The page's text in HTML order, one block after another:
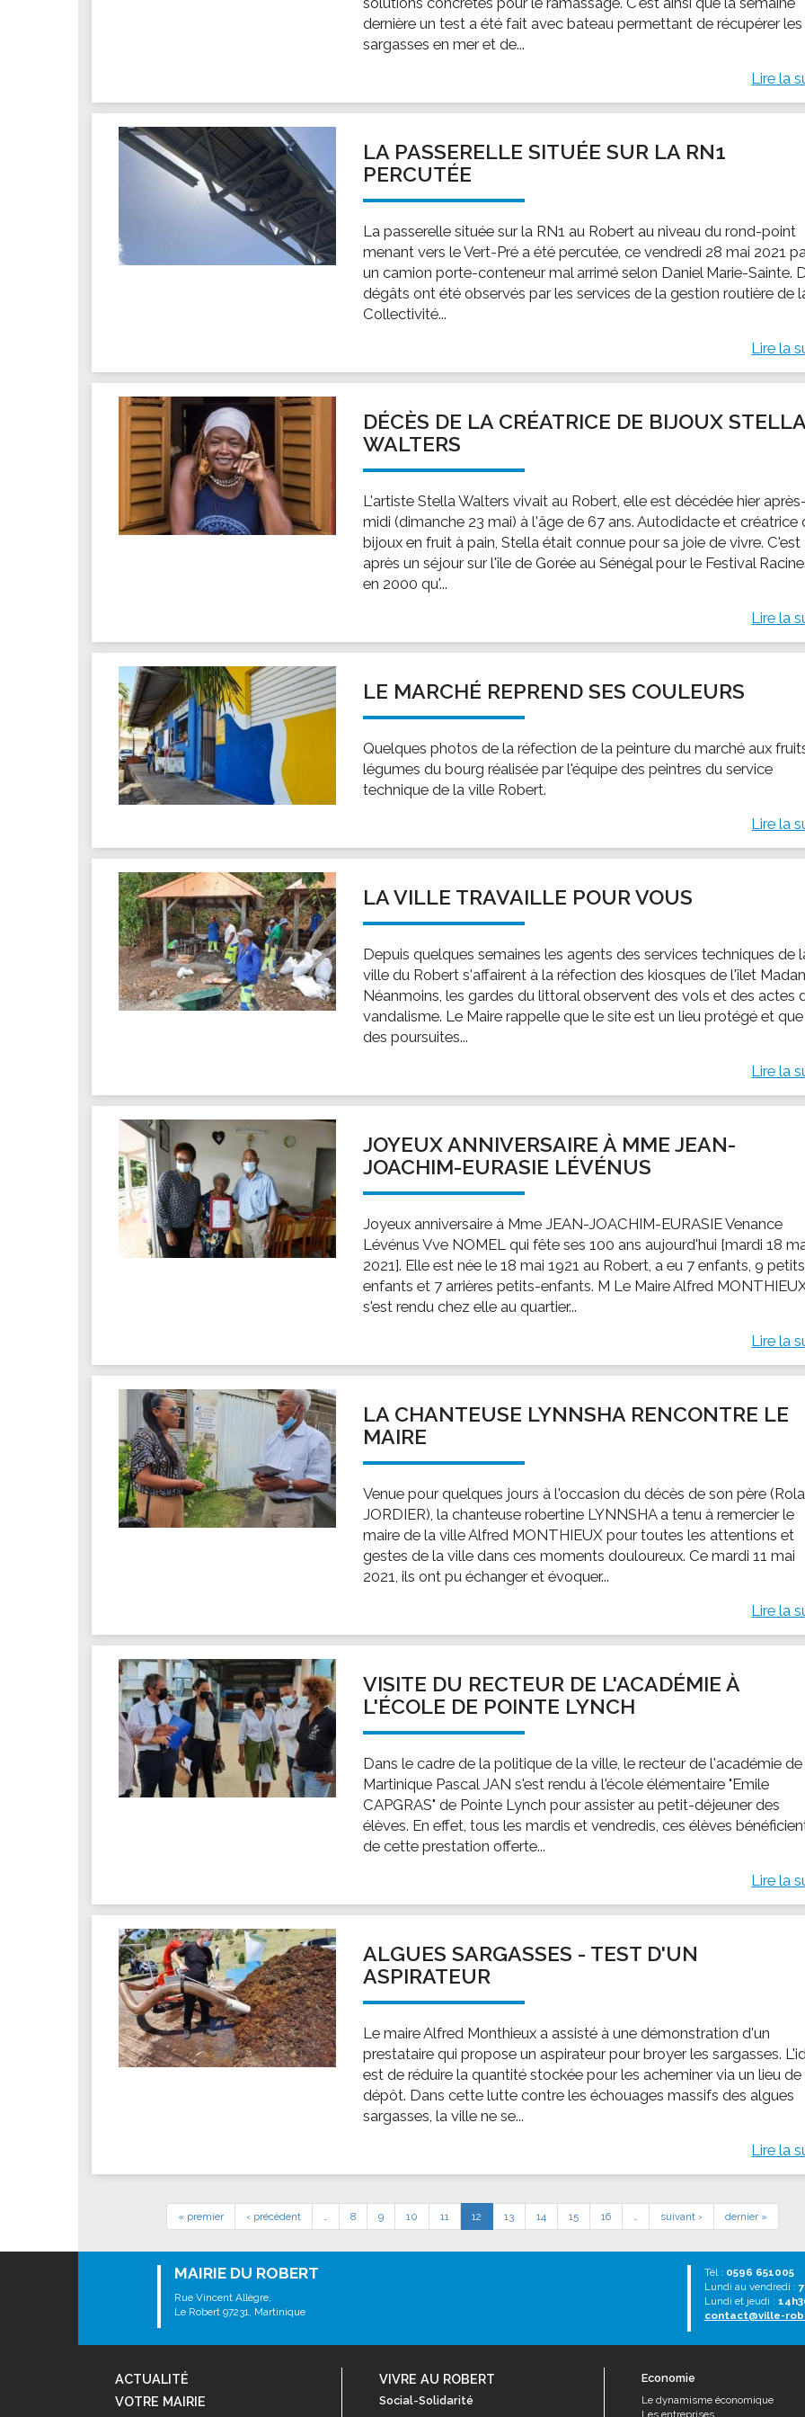
Les espaces numériques
Infos baignade
Stationnement
dernière un test a été fait avec bateau permettant de récupérer les
sargasses en mer et de...
Lire la
LA PASSERELLE SITUÉE SUR LA RN1
PERCUTÉE
La passerelle située sur la RN1 au Robert au niveau du rond-point
menant vers le Vert-Pré a été percutée, ce vendredi 28 mai 2021
un camion porte-conteneur mal arrimé selon Daniel Marie-Sainte.
dégâts ont été observés par les services de la gestion routière de
Collectivité...
Lire la
DÉCÈS DE LA CRÉATRICE DE BIJOUX STELLA
WALTERS
L'artiste Stella Walters vivait au Robert, elle est décédée hier après-
midi (dimanche 23 mai) à l'âge de 67 ans. Autodidacte et créatrice
bijoux en fruit à pain, Stella était connue pour sa joie de vivre. C'est
après un séjour sur l'île de Gorée au Sénégal pour le Festival
en 2000 qu'...
Lire la
LE MARCHÉ REPREND SES COULEURS
Quelques photos de la réfection de la peinture du marché aux
légumes du bourg réalisée par l'équipe des peintres du service
technique de la ville Robert.
Lire la
LA VILLE TRAVAILLE POUR VOUS
Depuis quelques semaines les agents des services techniques de
ville du Robert s'affairent à la réfection des kiosques de l'îlet
Néanmoins, les gardes du littoral observent des vols et des actes
vandalisme. Le Maire rappelle que le site est un lieu protégé et que
des poursuites...
Lire la
JOYEUX ANNIVERSAIRE À MME JEAN-
JOACHIM-EURASIE LÉVÉNUS
Joyeux anniversaire à Mme JEAN-JOACHIM-EURASIE Venance
Lévénus Vve NOMEL qui fête ses 100 ans aujourd'hui [mardi 18
2021]. Elle est née le 18 mai 1921 au Robert, a eu 7 enfants, 9 petits
enfants et 7 arrières petits-enfants. M Le Maire Alfred
s'est rendu chez elle au quartier...
Lire la
LA CHANTEUSE LYNNSHA RENCONTRE LE
MAIRE
Venue pour quelques jours à l'occasion du décès de son père
JORDIER), la chanteuse robertine LYNNSHA a tenu à remercier le
maire de la ville Alfred MONTHIEUX pour toutes les attentions et
gestes de la ville dans ces moments douloureux. Ce mardi 11 mai
2021, ils ont pu échanger et évoquer...
Lire la
VISITE DU RECTEUR DE L'ACADÉMIE À
L'ÉCOLE DE POINTE LYNCH
Dans le cadre de la politique de la ville, le recteur de l'académie de
Martinique Pascal JAN s'est rendu à l'école élémentaire "Emile
CAPGRAS" de Pointe Lynch pour assister au petit-déjeuner des
élèves. En effet, tous les mardis et vendredis, ces élèves
de cette prestation offerte...
Lire la
ALGUES SARGASSES - TEST D'UN
ASPIRATEUR
Le maire Alfred Monthieux a assisté à une démonstration d'un
prestataire qui propose un aspirateur pour broyer les sargasses.
est de réduire la quantité stockée pour les acheminer via un lieu de
dépôt. Dans cette lutte contre les échouages massifs des algues
sargasses, la ville ne se...
Lire la
« premier ‹ précédent 8 9 10 11 12 13 14 15 16 suivant › dernier »
MAIRIE DU ROBERT
Rue Vincent Allègre,
Le Robert 97231, Martinique
Tél : 0596 651005
Lundi au vendredi :
Lundi et jeudi :
contact@ville-
ACTUALITÉ
VOTRE MAIRIE
VIVRE AU ROBERT
Social-Solidarité
Economie
Le dynamisme économique
Les entreprises